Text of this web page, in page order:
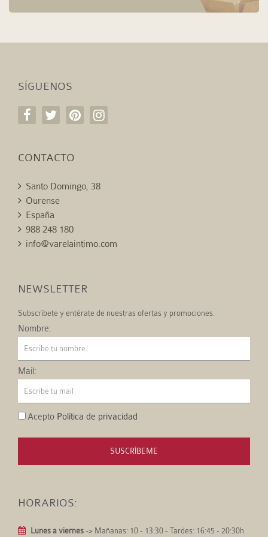
SÍGUENOS
CONTACTO
Santo Domingo, 38
Ourense
España
988 248 180
info@varelaintimo.com
NEWSLETTER
Subscríbete y entérate de nuestras ofertas y promociones.
Nombre:
Mail:
Acepto Política de privacidad
SUSCRÍBEME
HORARIOS:
Lunes a viernes -> Mañanas: 10 - 13:30 - Tardes: 16:45 - 20:30h